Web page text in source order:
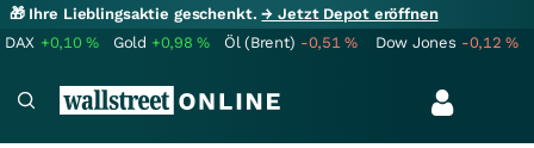
🎁 Ihre Lieblingsaktie geschenkt.→ Jetzt Depot eröffnen
DAX +0,10% Gold +0,98% Öl (Brent) -0,51% Dow Jones -0,12%